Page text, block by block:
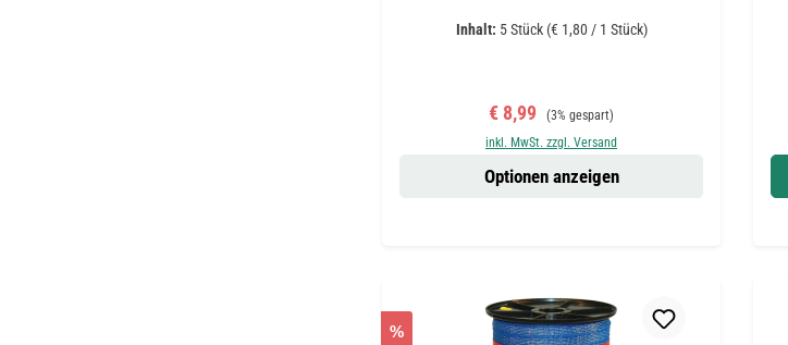
Inhalt: 5 Stück (€ 1,80 / 1 Stück)
Verkaufspreis:
€ 8,99 Regulärer Preis:
(3% gespart)
inkl. MwSt. zzgl. Versand
Optionen anzeigen
%